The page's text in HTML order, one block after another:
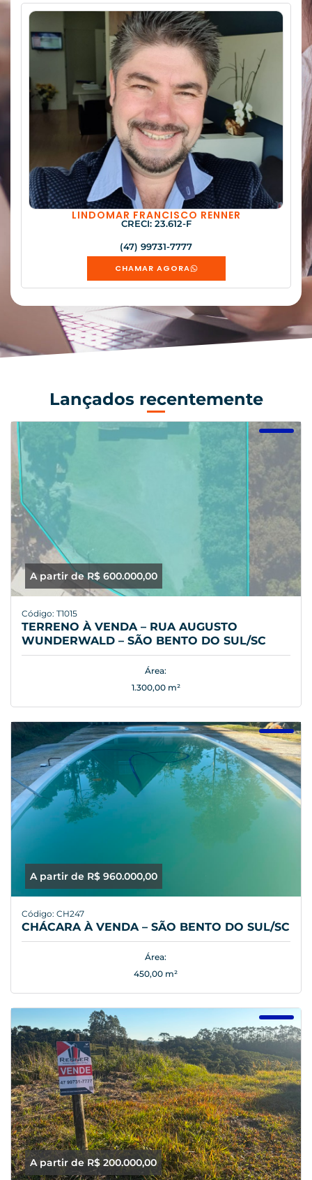
LINDOMAR FRANCISCO RENNER
CRECI: 23.612-F
(47) 99731-7777
CHAMAR AGORA
Lançados recentemente
A partir de R$ 600.000,00
Código: T1015
TERRENO À VENDA – RUA AUGUSTO
WUNDERWALD – SÃO BENTO DO SUL/SC
Área:
1.300,00 m²
A partir de R$ 960.000,00
Código: CH247
CHÁCARA À VENDA – SÃO BENTO DO SUL/SC
Área:
450,00 m²
A partir de R$ 200.000,00